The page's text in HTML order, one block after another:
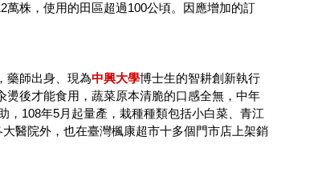
株，使用的田區超過100公頃。因應增加的訂
藥師出身、現為中興大學博士生的智耕創新執行
後才能食用，蔬菜原本清脆的口感全無，中年
，108年5月起量產，栽種種類包括小白菜、青江
醫院外，也在臺灣楓康超市十多個門市店上架銷